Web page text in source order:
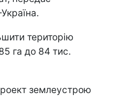
територію
га до 84 тис.
землеустрою